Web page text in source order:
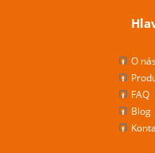
O
FAQ
Blog